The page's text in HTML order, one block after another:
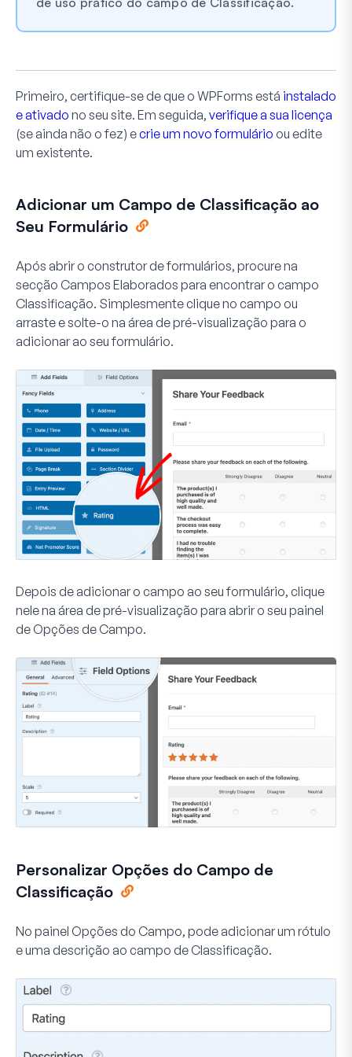
Primeiro, certifique-se de que o WPForms está instalado
e ativado no seu site. Em seguida, verifique a sua licença
(se ainda não o fez) ecrie um novo formulário ou edite
um existente.
Adicionar um Campo de Classificação ao
Seu Formulário
Após abrir o construtor de formulários, procure na
secção Campos Elaborados para encontrar o campo
Classificação. Simplesmente clique no campo ou
arraste e solte-o na área de pré-visualização para o
adicionar ao seu formulário.
Depois de adicionar o campo ao seu formulário, clique
nele na área de pré-visualização para abrir o seu painel
de Opções de Campo.
Personalizar Opções do Campo de
Classificação
No painel Opções do Campo, pode adicionar um rótulo
e uma descrição ao campo de Classificação.